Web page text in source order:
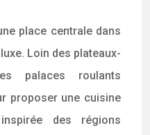
place centrale dans
Loin des plateaux-
palaces roulants
proposer une cuisine
des régions